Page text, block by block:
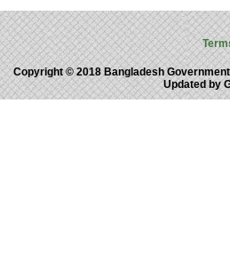
Copyright © 2018 Bangladesh
Updated by